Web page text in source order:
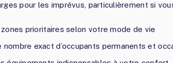
pour les imprévus, particulièrement si
prioritaires selon votre mode de vie
nombre exact d’occupants permanents et